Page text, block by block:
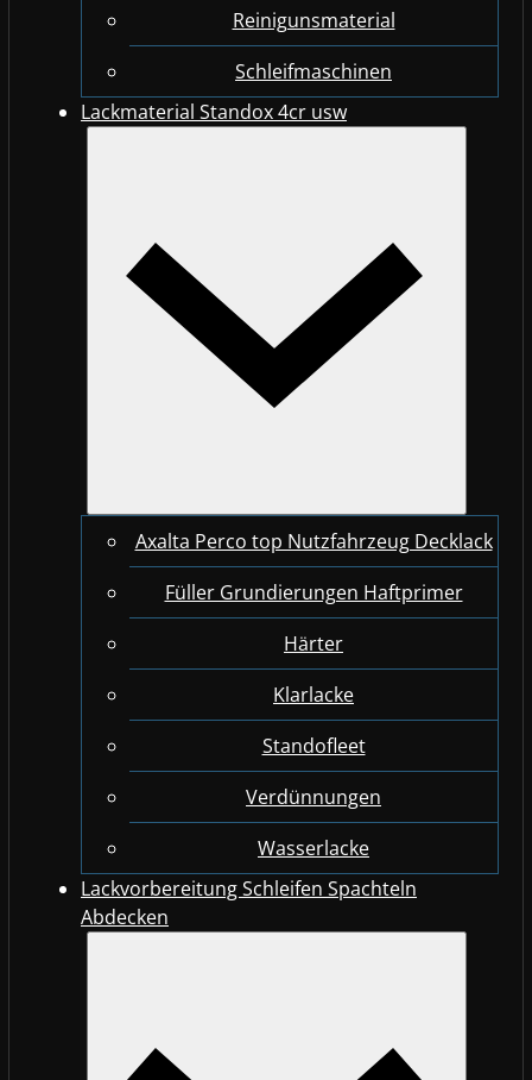
Reinigunsmaterial
Schleifmaschinen
Lackmaterial Standox 4cr usw
Axalta Perco top Nutzfahrzeug Decklack
Füller Grundierungen Haftprimer
Härter
Klarlacke
Standofleet
Verdünnungen
Wasserlacke
Lackvorbereitung Schleifen Spachteln
Abdecken